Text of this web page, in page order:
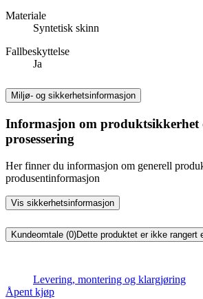
Materiale
Syntetisk skinn
Fallbeskyttelse
Ja
Miljø- og sikkerhetsinformasjon
Informasjon om produktsikkerhet
prosessering
Her finner du informasjon om generell
produsentinformasjon
Vis sikkerhetsinformasjon
Kundeomtale (0)Dette produktet er ikke rangert
Levering, montering og klargjøring
Åpent kjøp